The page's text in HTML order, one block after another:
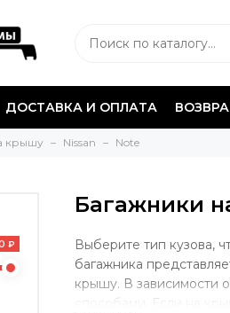
ДОСТАВКА И ОПЛАТА
крышу Nissan Note
₽
Багажники
Выберите тип кузова,
багажника
крышу. В зависимости
способами. Если на